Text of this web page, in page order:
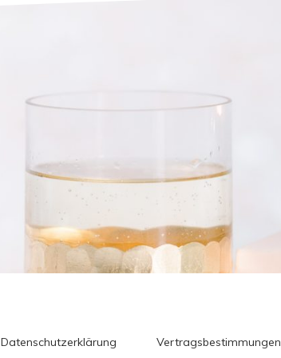
Datenschutzerklärung Vertragsbestimmungen